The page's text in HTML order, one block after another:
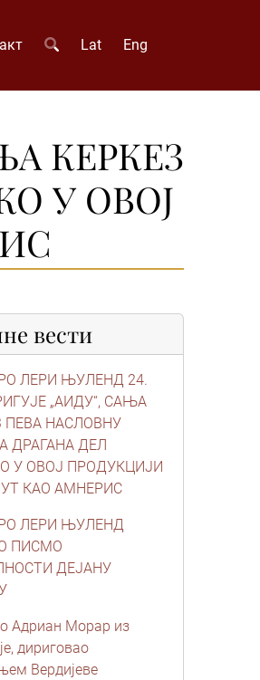
Lat Eng
КЕРКЕЗ
У ОВОЈ
вести
ЛЕРИ ЊУЛЕНД 24.
„АИДУ“, САЊА
ПЕВА НАСЛОВНУ
ДРАГАНA ДЕЛ
У ОВОЈ ПРОДУКЦИЈИ
КАО АМНЕРИС
ЛЕРИ ЊУЛЕНД
ПИСМО
ДЕЈАНУ
Адриан Морар из
дириговао
Вердијеве